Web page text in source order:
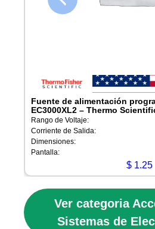
Fuente de alimentación
EC3000XL2 – Thermo
Rango de Voltaje:
Corriente de Salida:
Dimensiones:
Pantalla:
$ 1.25
Ver categoria
Sistemas de